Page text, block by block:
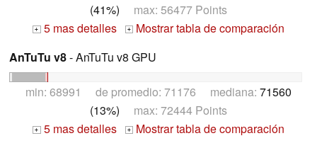
(41%) max: 56477 Points
+ 5 mas detalles +
Mostrar tabla de comparación
AnTuTu v8- AnTuTu v8 GPU
min: 68991 de promedio: 71176 mediana: 71560
(13%) max: 72444 Points
+ 5 mas detalles +
Mostrar tabla de comparación